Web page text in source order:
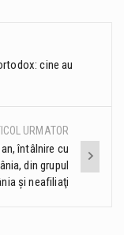
cine au
URMATOR
întâlnire cu
din grupul
şi neafiliaţi